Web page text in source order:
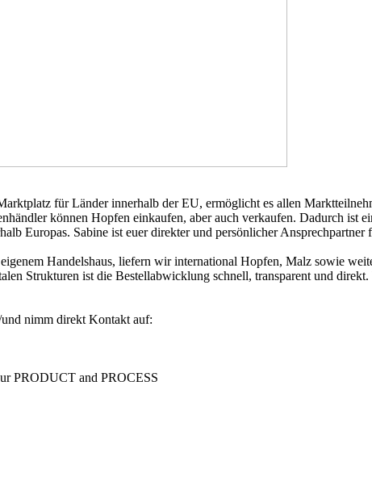
für Länder innerhalb der EU, ermöglicht es allen
können Hopfen einkaufen, aber auch verkaufen. Dadurch
Europas. Sabine ist euer direkter und persönlicher
Handelshaus, liefern wir international Hopfen, Malz sowie
Strukturen ist die Bestellabwicklung schnell, transparent und
nimm direkt Kontakt auf:
PRODUCT and PROCESS